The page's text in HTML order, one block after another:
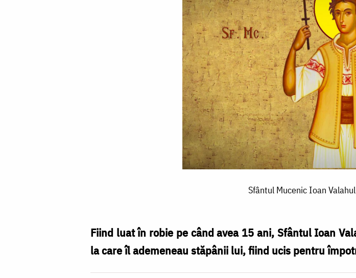
Sfântul Mucenic Ioan
Fiind luat în robie pe când avea 15 ani, Sfântul Ioan
la care îl ademeneau stăpânii lui, fiind ucis pentru